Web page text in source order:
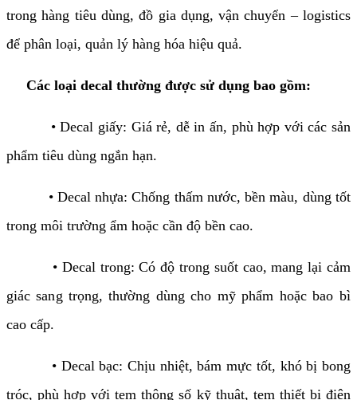
trong hàng tiêu dùng, đồ gia dụng, vận chuyển – logistics
để phân loại, quản lý hàng hóa hiệu quả.
Các loại decal thường được sử dụng bao gồm:
• Decal giấy: Giá rẻ, dễ in ấn, phù hợp với các sản
phẩm tiêu dùng ngắn hạn.
• Decal nhựa: Chống thấm nước, bền màu, dùng tốt
trong môi trường ẩm hoặc cần độ bền cao.
• Decal trong: Có độ trong suốt cao, mang lại cảm
giác sang trọng, thường dùng cho mỹ phẩm hoặc bao bì
cao cấp.
• Decal bạc: Chịu nhiệt, bám mực tốt, khó bị bong
tróc, phù hợp với tem thông số kỹ thuật, tem thiết bị điện